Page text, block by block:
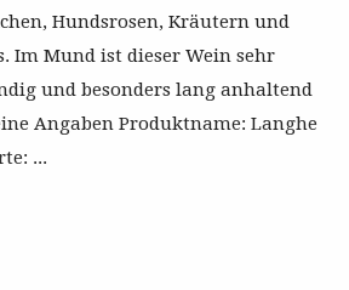
Hundsrosen, Kräutern und
Im Mund ist dieser Wein sehr
und besonders lang anhaltend
Angaben Produktname: Langhe
...